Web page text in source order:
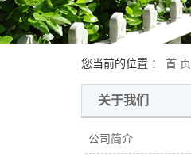
您当前的位置 ： 首 页
关于我们
公司简介